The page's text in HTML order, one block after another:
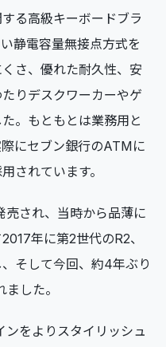
る高級キーボードブラ
静電容量無接点方式を
さ、優れた耐久性、安
りデスクワーカーやゲ
。もともとは業務用と
にセブン銀行のATMに
されています。
売され、当時から品薄に
年に第2世代のR2、
そして今回、約4年ぶり
した。
をよりスタイリッシュ